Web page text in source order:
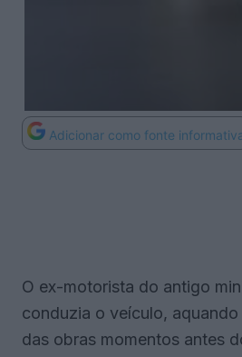
Adicionar como fonte
O ex-motorista do antigo
conduzia o veículo,
das obras momentos antes